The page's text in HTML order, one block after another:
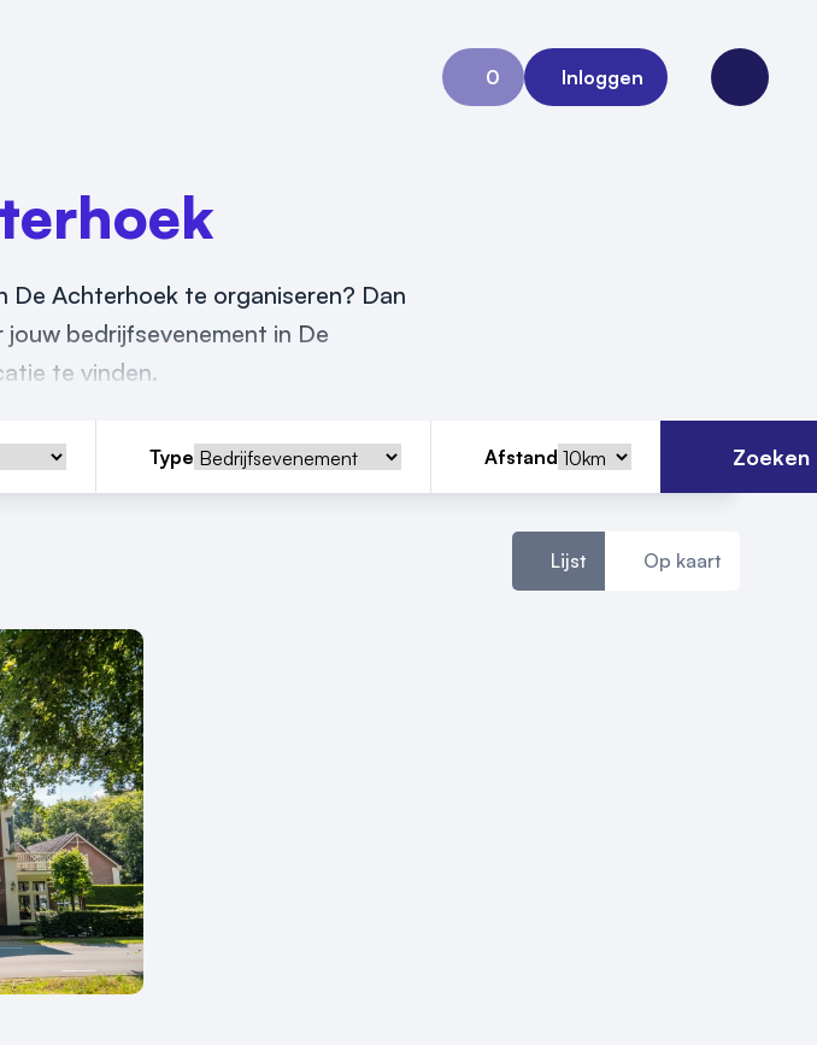
0
Aanvraag 0
Inloggen
Open
Achterhoek te organiseren? Dan
bedrijfsevenement in De
te vinden.
Type Afstand Zoeken
Lijst Op kaart